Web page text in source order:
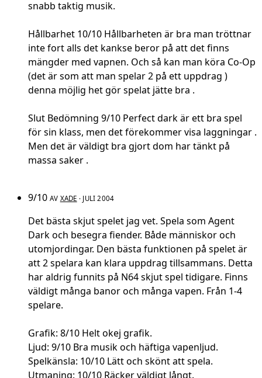
snabb taktig musik.
Hållbarhet 10/10 Hållbarheten är bra man tröttnar
inte fort alls det kankse beror på att det finns
mängder med vapnen. Och så kan man köra Co-Op
(det är som att man spelar 2 på ett uppdrag )
denna möjlig het gör spelat jätte bra .
Slut Bedömning 9/10 Perfect dark är ett bra spel
för sin klass, men det förekommer visa laggningar .
Men det är väldigt bra gjort dom har tänkt på
massa saker .
9/10 AV XADE · JULI 2004
Det bästa skjut spelet jag vet. Spela som Agent
Dark och besegra fiender. Både människor och
utomjordingar. Den bästa funktionen på spelet är
att 2 spelara kan klara uppdrag tillsammans. Detta
har aldrig funnits på N64 skjut spel tidigare. Finns
väldigt många banor och många vapen. Från 1-4
spelare.
Grafik: 8/10 Helt okej grafik.
Ljud: 9/10 Bra musik och häftiga vapenljud.
Spelkänsla: 10/10 Lätt och skönt att spela.
Utmaning: 10/10 Räcker väldigt långt.